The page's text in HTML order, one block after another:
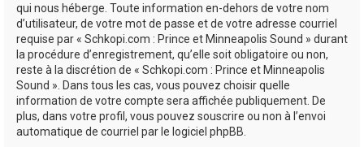
qui nous héberge. Toute information en-dehors de votre nom
d’utilisateur, de votre mot de passe et de votre adresse courriel
requise par « Schkopi.com : Prince et Minneapolis Sound » durant
la procédure d’enregistrement, qu’elle soit obligatoire ou non,
reste à la discrétion de « Schkopi.com : Prince et Minneapolis
Sound ». Dans tous les cas, vous pouvez choisir quelle
information de votre compte sera affichée publiquement. De
plus, dans votre profil, vous pouvez souscrire ou non à l’envoi
automatique de courriel par le logiciel phpBB.